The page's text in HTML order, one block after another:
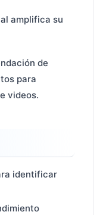
amplifica su
de
para
videos.
identificar